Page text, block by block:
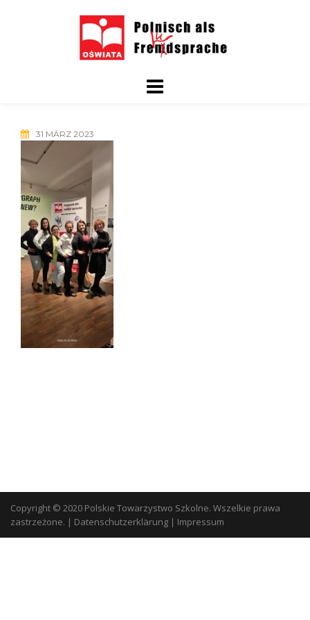
31 MÄRZ 2023
Copyright © 2020 Polskie Towarzystwo Szkolne. Wszelkie prawa
zastrzeżone. | Datenschutzerklärung | Impressum